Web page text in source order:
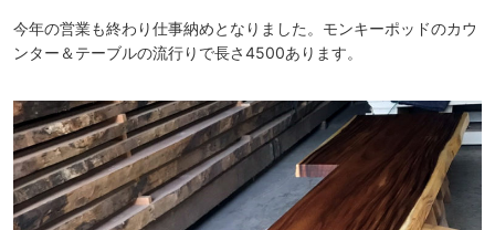
今年の営業も終わり仕事納めとなりました。モンキーポッドのカウ
ンター＆テーブルの流行りで長さ4500あります。